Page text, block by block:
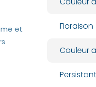
et
Floraison
Couleur